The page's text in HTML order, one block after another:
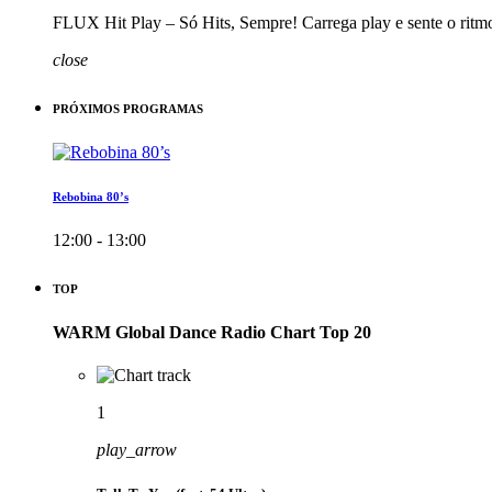
FLUX Hit Play – Só Hits, Sempre! Carrega play e sente o
close
PRÓXIMOS PROGRAMAS
Rebobina 80’s
12:00 - 13:00
TOP
WARM Global Dance Radio Chart Top 20
1
play_arrow